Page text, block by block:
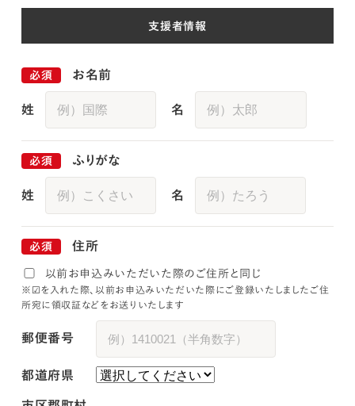
支援者情報
お名前
姓
名
ふりがな
姓
名
住所
以前お申込みいただいた際のご住所と同じ
※☑を入れた際、以前お申込みいただいた際にご登録いたしましたご住
所宛に領収証などをお送りいたします
郵便番号
都道府県